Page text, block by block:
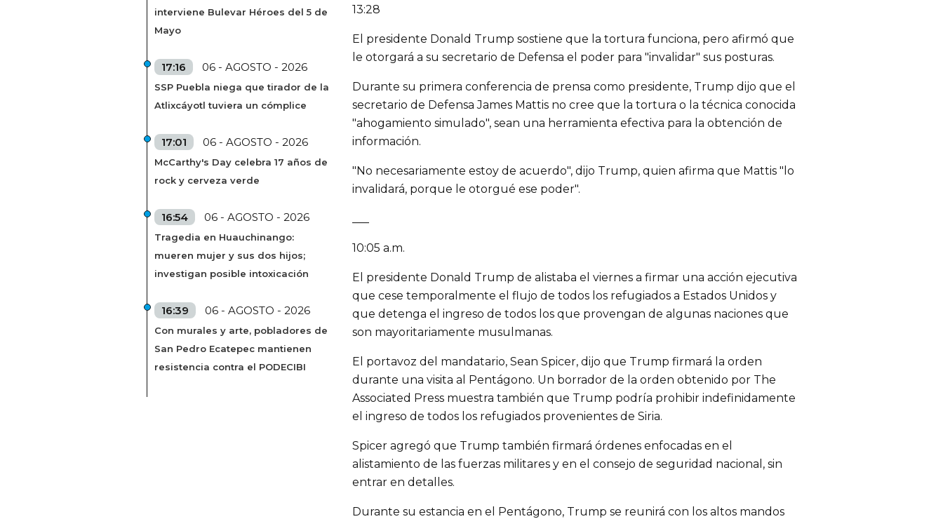
interviene Bulevar Héroes del 5 de
Mayo
17:16 06 - AGOSTO - 2026
SSP Puebla niega que tirador de la
Atlixcáyotl tuviera un cómplice
17:01 06 - AGOSTO - 2026
McCarthy's Day celebra 17 años de
rock y cerveza verde
16:54 06 - AGOSTO - 2026
Tragedia en Huauchinango:
mueren mujer y sus dos hijos;
investigan posible intoxicación
16:39 06 - AGOSTO - 2026
Con murales y arte, pobladores de
San Pedro Ecatepec mantienen
resistencia contra el PODECIBI
13:28
El presidente Donald Trump sostiene que la tortura funciona, pero afirmó que
le otorgará a su secretario de Defensa el poder para "invalidar" sus posturas.
Durante su primera conferencia de prensa como presidente, Trump dijo que el
secretario de Defensa James Mattis no cree que la tortura o la técnica conocida
"ahogamiento simulado", sean una herramienta efectiva para la obtención de
información.
"No necesariamente estoy de acuerdo", dijo Trump, quien afirma que Mattis "lo
invalidará, porque le otorgué ese poder".
10:05 a.m.
El presidente Donald Trump de alistaba el viernes a firmar una acción ejecutiva
que cese temporalmente el flujo de todos los refugiados a Estados Unidos y
que detenga el ingreso de todos los que provengan de algunas naciones que
son mayoritariamente musulmanas.
El portavoz del mandatario, Sean Spicer, dijo que Trump firmará la orden
durante una visita al Pentágono. Un borrador de la orden obtenido por The
Associated Press muestra también que Trump podría prohibir indefinidamente
el ingreso de todos los refugiados provenientes de Siria.
Spicer agregó que Trump también firmará órdenes enfocadas en el
alistamiento de las fuerzas militares y en el consejo de seguridad nacional, sin
entrar en detalles.
Durante su estancia en el Pentágono, Trump se reunirá con los altos mandos